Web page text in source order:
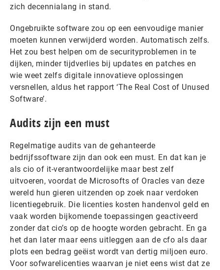
zich decennialang in stand.
Ongebruikte software zou op een eenvoudige manier
moeten kunnen verwijderd worden. Automatisch zelfs.
Het zou best helpen om de securityproblemen in te
dijken, minder tijdverlies bij updates en patches en
wie weet zelfs digitale innovatieve oplossingen
versnellen, aldus het rapport ‘The Real Cost of Unused
Software’.
Audits zijn een must
Regelmatige audits van de gehanteerde
bedrijfssoftware zijn dan ook een must. En dat kan je
als cio of it-verantwoordelijke maar best zelf
uitvoeren, voordat de Microsofts of Oracles van deze
wereld hun gieren uitzenden op zoek naar verdoken
licentiegebruik. Die licenties kosten handenvol geld en
vaak worden bijkomende toepassingen geactiveerd
zonder dat cio’s op de hoogte worden gebracht. En ga
het dan later maar eens uitleggen aan de cfo als daar
plots een bedrag geëist wordt van dertig miljoen euro.
Voor sofwarelicenties waarvan je niet eens wist dat ze